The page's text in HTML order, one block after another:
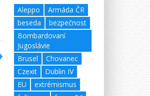
Aleppo
Armáda ČR
beseda
bezpečnost
Bombardovaní
Jugoslávie
Brusel
Chovanec
Czexit
Dublin IV
EU
extrémismus